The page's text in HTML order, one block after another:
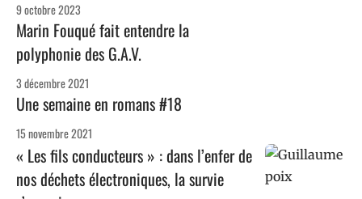
9 octobre 2023
Marin Fouqué fait entendre la
polyphonie des G.A.V.
3 décembre 2021
Une semaine en romans #18
15 novembre 2021
« Les fils conducteurs » : dans l’enfer de
nos déchets électroniques, la survie